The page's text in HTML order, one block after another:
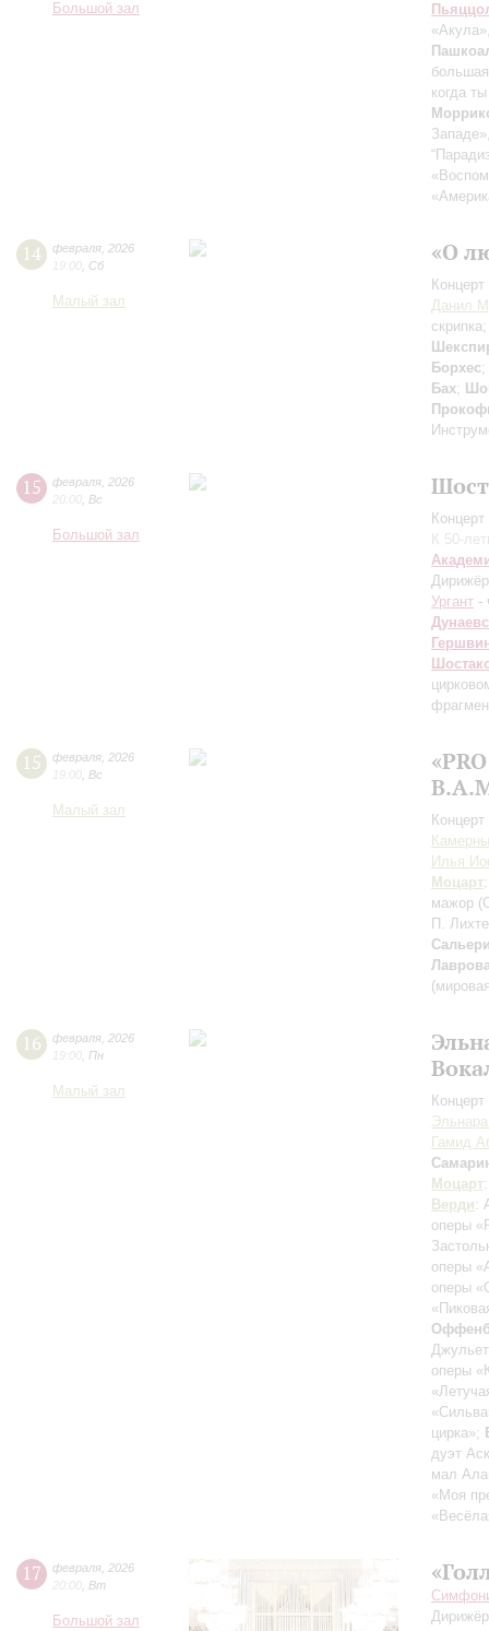
Большой зал
когда
14 февраля 2026
19:00 Сб
Малый зал
«О
Данил
Борхес;
Бах;
15 февраля 2026
20:00 Вс
Большой зал
К 50-
Ургант -
15 февраля 2026
19:00 Вс
Малый зал
Илья
Моцарт
мажор
П.
16 февраля 2026
19:00 Пн
Малый зал
Гамид
Моцарт
Верди:
оперы
оперы
оперы
оперы
цирка»;
дуэт
мал
«Моя
17 февраля 2026
20:00 Вт
Большой зал